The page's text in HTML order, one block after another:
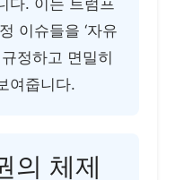
다. 이는 트럼프
이슈들을 ‘자유
정하고 면밀히
여줍니다.
의 체제